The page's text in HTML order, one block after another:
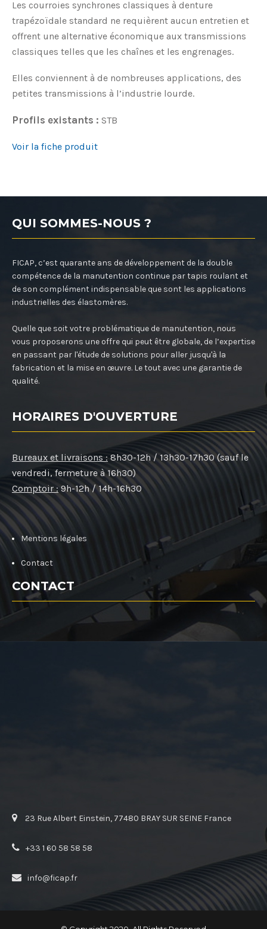
Les courroies synchrones classiques à denture
trapézoïdale standard ne requièrent aucun entretien et
offrent une alternative économique aux transmissions
classiques telles que les chaînes et les engrenages.
Elles conviennent à de nombreuses applications, des
petites transmissions à l’industrie lourde.
Profils existants : STB
Voir la fiche produit
QUI SOMMES-NOUS ?
FICAP, c’est quarante ans de développement de la double
compétence de la manutention continue par tapis roulant et
de son complément indispensable que sont les applications
industrielles des élastomères.
Quelle que soit votre problématique de manutention, nous
vous proposerons une offre qui peut être globale, de l’expertise
en passant par l'étude de solutions pour aller jusqu'à la
fabrication et la mise en œuvre. Le tout avec une garantie de
qualité.
HORAIRES D'OUVERTURE
Bureaux et livraisons : 8h30-12h / 13h30-17h30 (sauf le
vendredi, fermeture à 16h30)
Comptoir : 9h-12h / 14h-16h30
Mentions légales
Contact
CONTACT
23 Rue Albert Einstein, 77480 BRAY SUR SEINE France
+33 1 60 58 58 58
info@ficap.fr